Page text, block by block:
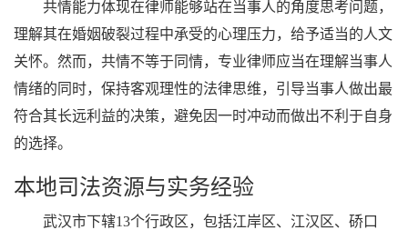
共情能力体现在律师能够站在当事人的角度思考问题，
理解其在婚姻破裂过程中承受的心理压力，给予适当的人文
关怀。然而，共情不等于同情，专业律师应当在理解当事人
情绪的同时，保持客观理性的法律思维，引导当事人做出最
符合其长远利益的决策，避免因一时冲动而做出不利于自身
的选择。
本地司法资源与实务经验
武汉市下辖13个行政区，包括江岸区、江汉区、硚口